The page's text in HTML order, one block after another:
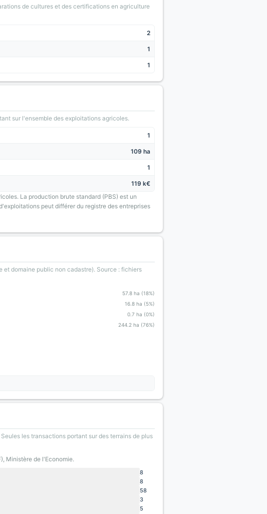
de cultures et des certifications en agriculture
2
1
1
sur l'ensemble des exploitations agricoles.
1
109 ha
1
119 k€
La production brute standard (PBS) est un
peut différer du registre des entreprises
domaine public non cadastre). Source : fichiers
57.8 ha (18%)
16.8 ha (5%)
0.7 ha (0%)
244.2 ha (76%)
les transactions portant sur des terrains de plus
Ministère de l'Economie.
8
8
58
3
5